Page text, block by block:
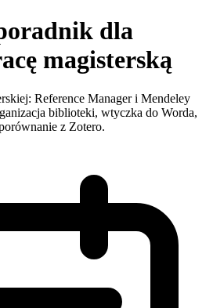
dla
magisterską
Reference Manager i Mendeley
biblioteki, wtyczka do Worda,
z Zotero.